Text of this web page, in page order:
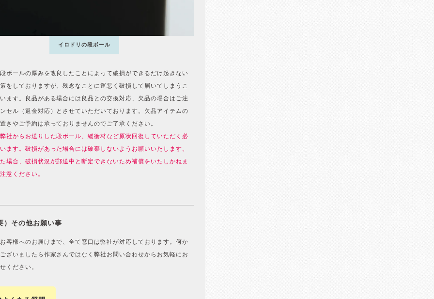
イロドリの段ボール
ボールの厚みを改良したことによって破損ができるだけ起きない
をしておりますが、残念なことに運悪く破損して届いてしまうこ
ます。良品がある場合には良品との交換対応、欠品の場合はご注
セル（返金対応）とさせていただいております。欠品アイテムの
きやご予約は承っておりませんのでご了承ください。
社からお送りした段ボール、緩衝材など原状回復していただく必
ます。破損があった場合には破棄しないようお願いいたします。
場合、破損状況が郵送中と断定できないため補償をいたしかねま
意ください。
その他お願い事
客様へのお届けまで、全て窓口は弊社が対応しております。何か
ざいましたら作家さんではなく弊社お問い合わせからお気軽にお
ください。